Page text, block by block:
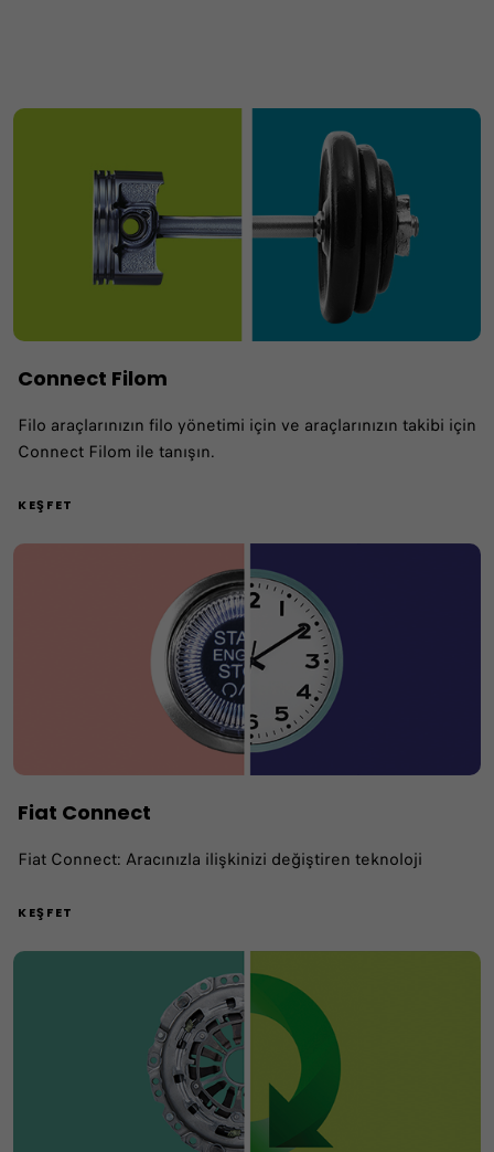
Connect Filom
Filo araçlarınızın filo yönetimi için ve araçlarınızın takibi için
Connect Filom ile tanışın.
KEŞFET
Fiat Connect
Fiat Connect: Aracınızla ilişkinizi değiştiren teknoloji
KEŞFET